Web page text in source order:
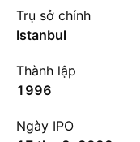
Trụ sở chính
Istanbul
Thành lập
1996
Ngày IPO